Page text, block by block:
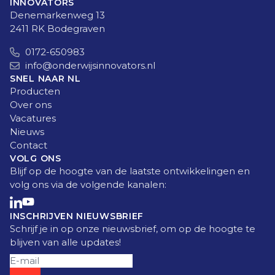
Denemarkenweg 13
2411 RK Bodegraven
0172-650983
info@onderwijsinnovators.nl
SNEL NAAR NL
Producten
Over ons
Vacatures
Nieuws
Contact
VOLG ONS
Blijf op de hoogte van de laatste ontwikkelingen en
volg ons via de volgende kanalen:
INSCHRIJVEN NIEUWSBRIEF
Schrijf je in op onze nieuwsbrief, om op de hoogte te
blijven van alle updates!